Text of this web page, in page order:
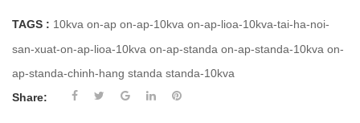
TAGS : 10kva on-ap on-ap-10kva on-ap-lioa-10kva-tai-ha-noi-
san-xuat-on-ap-lioa-10kva on-ap-standa on-ap-standa-10kva on-
ap-standa-chinh-hang standa standa-10kva
Share: